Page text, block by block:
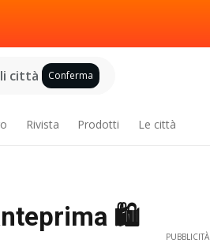
città Conferma
Rivista Prodotti Le città
🛍️
PUBBLICITÀ